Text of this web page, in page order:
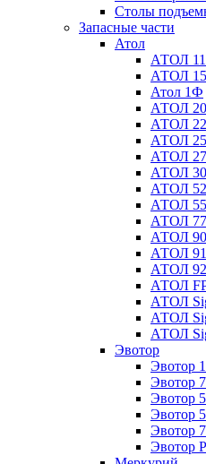
Столы
Запасные части
Атол
АТОЛ
АТОЛ
Атол 1Ф
АТОЛ
АТОЛ
АТОЛ
АТОЛ
АТОЛ
АТОЛ
АТОЛ
АТОЛ
АТОЛ
АТОЛ
АТОЛ
АТОЛ
АТОЛ
АТОЛ
АТОЛ
Эвотор
Эвотор
Эвотор
Эвотор 5
Эвотор
Эвотор
Эвотор